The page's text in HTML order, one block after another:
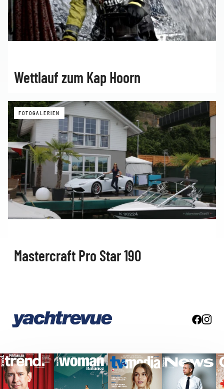
Wettlauf zum Kap Hoorn
FOTOGALERIEN
Mastercraft Pro Star 190